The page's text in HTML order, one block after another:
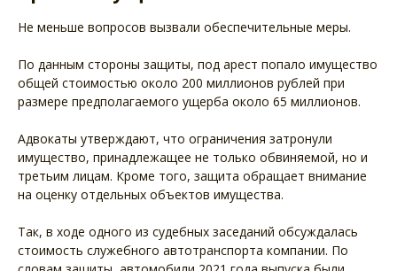
Не меньше вопросов вызвали обеспечительные меры.
По данным стороны защиты, под арест попало имущество
общей стоимостью около 200 миллионов рублей при
размере предполагаемого ущерба около 65 миллионов.
Адвокаты утверждают, что ограничения затронули
имущество, принадлежащее не только обвиняемой, но и
третьим лицам. Кроме того, защита обращает внимание
на оценку отдельных объектов имущества.
Так, в ходе одного из судебных заседаний обсуждалась
стоимость служебного автотранспорта компании. По